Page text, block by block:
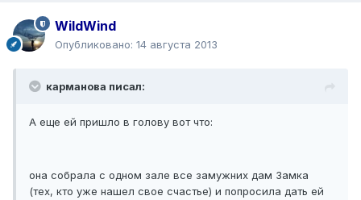
WildWind
Опубликовано: 14 августа 2013
карманова писал:
А еще ей пришло в голову вот что:
она собрала с одном зале все замужних дам Замка
(тех, кто уже нашел свое счастье) и попросила дать ей